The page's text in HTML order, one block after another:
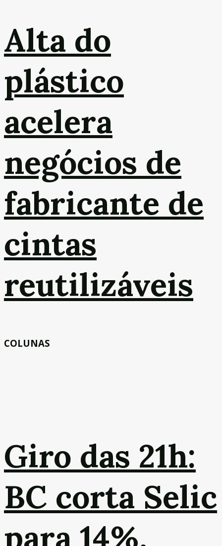
Alta do
plástico
acelera
negócios de
fabricante de
cintas
reutilizáveis
COLUNAS
Giro das 21h:
BC corta Selic
para 14%,